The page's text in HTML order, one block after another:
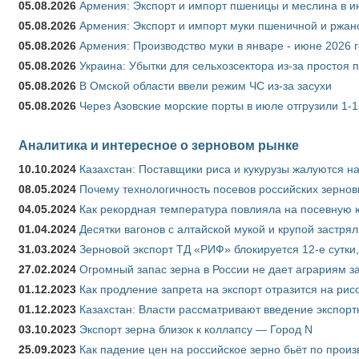
05.08.2026 Армения: Экспорт и импорт пшеницы и меслина в
05.08.2026 Армения: Экспорт и импорт муки пшеничной и
05.08.2026 Армения: Производство муки в январе - июне 2026
05.08.2026 Украина: Убытки для сельхозсектора из-за простоя
05.08.2026 В Омской области ввели режим ЧС из-за засухи
05.08.2026 Через Азовские морские порты в июле отгрузили
Аналитика и интересное о зерновом рынке
10.10.2024 Казахстан: Поставщики риса и кукурузы жалуются
08.05.2024 Почему технологичность посевов российских
04.05.2024 Как рекордная температура повлияла на
01.04.2024 Десятки вагонов с алтайской мукой и крупой
31.03.2024 Зерновой экспорт ТД «РИФ» блокируется 12-е
27.02.2024 Огромный запас зерна в России не дает аграриям
01.12.2023 Как продление запрета на экспорт отразится на
01.12.2023 Казахстан: Власти рассматривают введение
03.10.2023 Экспорт зерна близок к коллапсу — Город N
25.09.2023 Как падение цен на российское зерно бьёт по